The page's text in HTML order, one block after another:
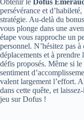
Obtenir le Dofus
persévérance et
stratégie. Au-delà du
vous plonge dans une
étape vous rapproche un
personnel. N’hésitez pas
déplacements et à prendre
défis proposés. Même si
sentiment
valent largement l’effort.
dans cette quête, et
jeu sur Dofus !